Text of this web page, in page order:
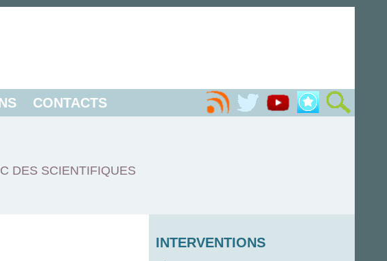
CONTACTS
DES SCIENTIFIQUES
INTERVENTIONS